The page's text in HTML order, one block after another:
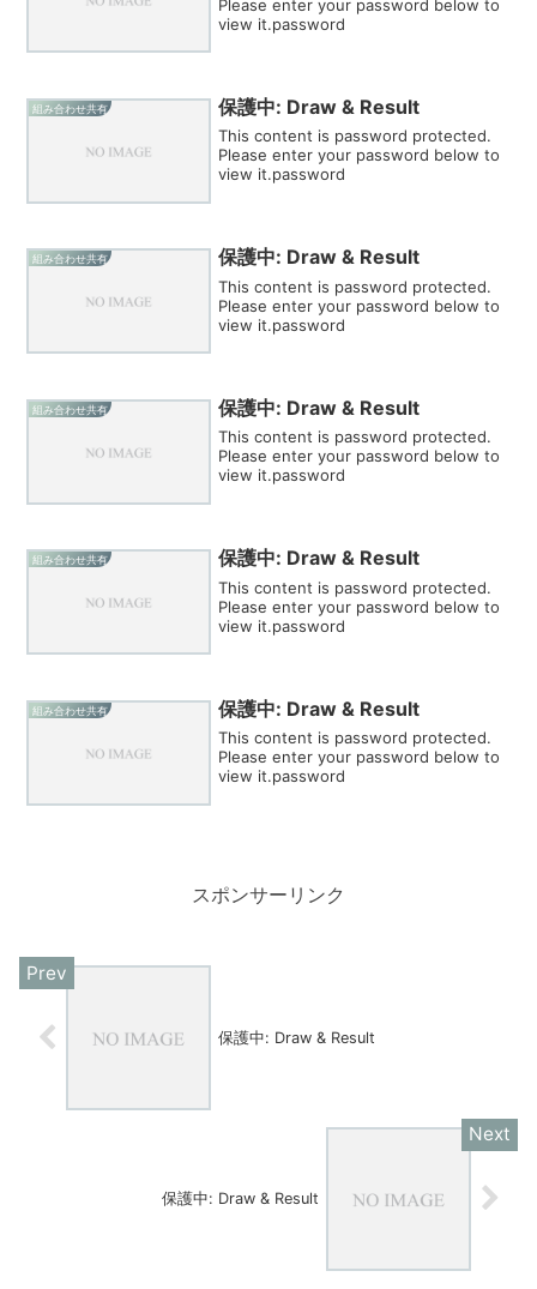
Please enter your password below to
view it.password
組み合わせ共有 保護中: Draw & Result
This content is password protected.
Please enter your password below to
view it.password
組み合わせ共有 保護中: Draw & Result
This content is password protected.
Please enter your password below to
view it.password
組み合わせ共有 保護中: Draw & Result
This content is password protected.
Please enter your password below to
view it.password
組み合わせ共有 保護中: Draw & Result
This content is password protected.
Please enter your password below to
view it.password
組み合わせ共有 保護中: Draw & Result
This content is password protected.
Please enter your password below to
view it.password
スポンサーリンク
保護中: Draw & Result
保護中: Draw & Result